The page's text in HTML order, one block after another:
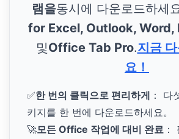
램을동시에 다운로드하세
for Excel, Outlook, Word,
및Office Tab Pro.지금
요！
✅한 번의 클릭으로 편리하게 ： 다
키지를 한 번에 다운로드하세요。
🚀모든 Office 작업에 대비 완료